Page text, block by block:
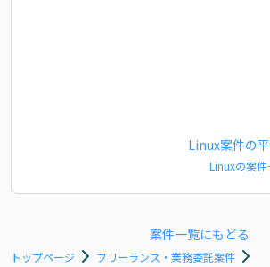
Linux案件の
Linuxの案
案件一覧にもどる
トップページ
フリーランス・業務委託案件